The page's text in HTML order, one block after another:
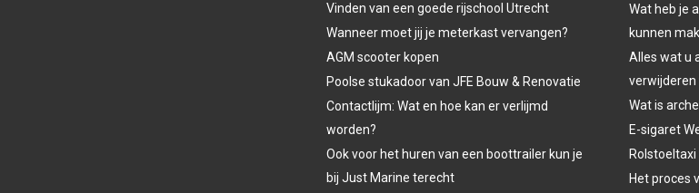
Vinden van een goede rijschool Utrecht
Wanneer moet jij je meterkast vervangen?
AGM scooter kopen
Poolse stukadoor van JFE Bouw & Renovatie
Contactlijm: Wat en hoe kan er verlijmd
worden?
Ook voor het huren van een boottrailer kun je
bij Just Marine terecht
Wat heb je
kunnen
Alles wat u
verwijderen
Wat is
E-sigaret
Het proces